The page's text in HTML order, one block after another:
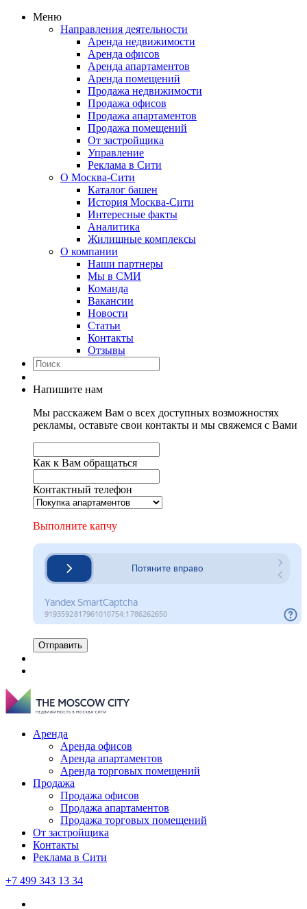
Меню
Направления деятельности
Аренда недвижимости
Аренда офисов
Аренда апартаментов
Аренда помещений
Продажа недвижимости
Продажа офисов
Продажа апартаментов
Продажа помещений
От застройщика
Управление
Реклама в Сити
О Москва-Сити
Каталог башен
История Москва-Сити
Интересные факты
Аналитика
Жилищные комплексы
О компании
Наши партнеры
Мы в СМИ
Команда
Вакансии
Новости
Статьи
Контакты
Отзывы
Напишите нам
Мы расскажем Вам о всех доступных возможностях
рекламы, оставьте свои контакты и мы свяжемся с Вами
Как к Вам обращаться
Контактный телефон
Выполните капчу
Отправить
Аренда
Аренда офисов
Аренда апартаментов
Аренда торговых помещений
Продажа
Продажа офисов
Продажа апартаментов
Продажа торговых помещений
От застройщика
Контакты
Реклама в Сити
+7 499 343 13 34